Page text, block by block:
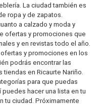
La ciudad también es
ropa y de zapatos.
a calzado y moda y
ofertas y promociones que
y en revistas todo el año.
y promociones en los
podrás encontrar las
en Ricaurte Nariño.
para que puedas
hacer una lista en tu
tu ciudad. Próximamente